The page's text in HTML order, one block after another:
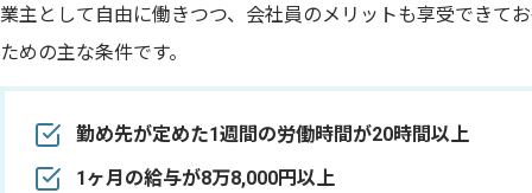
業主として自由に働きつつ、会社員のメリットも享受できて
ための主な条件です。
勤め先が定めた1週間の労働時間が20時間以上
1ヶ月の給与が8万8,000円以上